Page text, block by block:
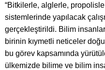
“Bitkilerle, alglerle,
sistemlerinde yapılacak
gerçekleştirildi. Bilim
birinin kıymetli neticeler
bu görev kapsamında
ülkemizde bilime ve bilim